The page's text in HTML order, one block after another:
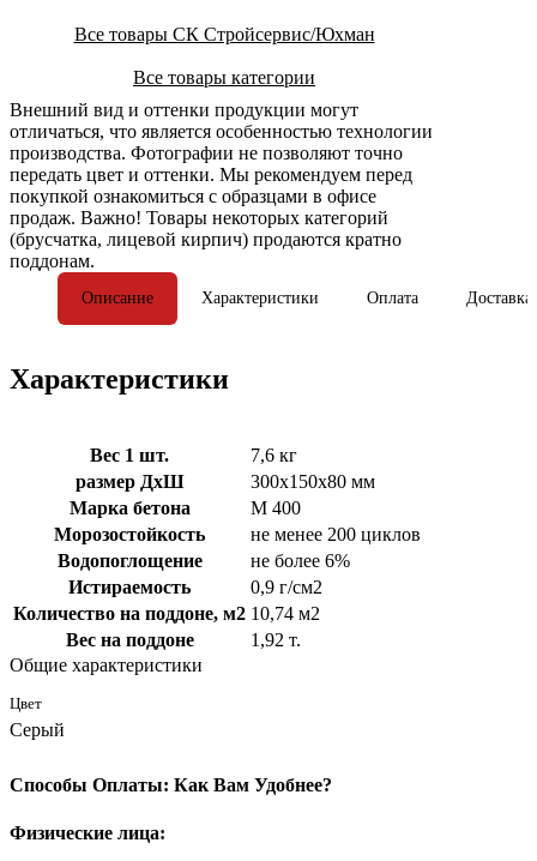
Все товары СК Стройсервис/Юхман
Все товары категории
Внешний вид и оттенки продукции могут
отличаться, что является особенностью технологии
производства. Фотографии не позволяют точно
передать цвет и оттенки. Мы рекомендуем перед
покупкой ознакомиться с образцами в офисе
продаж. Важно! Товары некоторых категорий
(брусчатка, лицевой кирпич) продаются кратно
поддонам.
Описание Характеристики Оплата Доставка
Характеристики
Вес 1 шт.
7,6 кг
размер ДхШ
300х150х80 мм
Марка бетона
М 400
Морозостойкость
не менее 200 циклов
Водопоглощение
не более 6%
Истираемость
0,9 г/см2
Количество на поддоне, м2 10,74 м2
Вес на поддоне
1,92 т.
Общие характеристики
Цвет
Серый
Способы Оплаты: Как Вам Удобнее?
Физические лица: